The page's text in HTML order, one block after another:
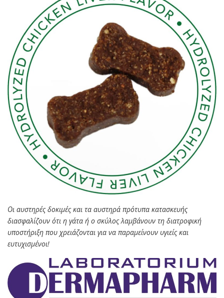
Οι αυστηρές δοκιμές και τα αυστηρά πρότυπα κατασκευής
διασφαλίζουν ότι η γάτα ή ο σκύλος λαμβάνουν τη διατροφική
υποστήριξη που χρειάζονται για να παραμείνουν υγιείς και
ευτυχισμένοι!